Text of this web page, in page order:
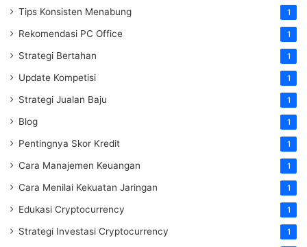
Tips Konsisten Menabung 1
Rekomendasi PC Office 1
Strategi Bertahan 1
Update Kompetisi 1
Strategi Jualan Baju 1
Blog 1
Pentingnya Skor Kredit 1
Cara Manajemen Keuangan 1
Cara Menilai Kekuatan Jaringan 1
Edukasi Cryptocurrency 1
Strategi Investasi Cryptocurrency 1